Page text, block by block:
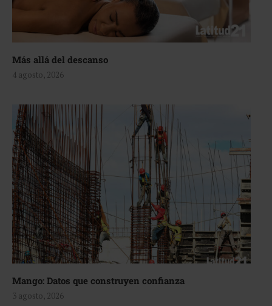
Más allá del descanso
4 agosto, 2026
Mango: Datos que construyen confianza
3 agosto, 2026